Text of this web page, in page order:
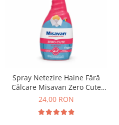
Spray Netezire Haine Fără
Călcare Misavan Zero Cute
Harmony Parfum Discret 500
24,00 RON